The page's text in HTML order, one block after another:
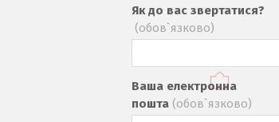
Як до вас звертатися?
(обов`язково)
Ваша електронна
пошта (обов`язково)